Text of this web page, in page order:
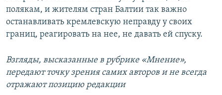
полякам, и жителям стран Балтии так важно
останавливать кремлевскую неправду у своих
границ, реагировать на нее, не давать ей спуску.
Взгляды, высказанные в рубрике «Мнение»,
передают точку зрения самих авторов и не всегда
отражают позицию редакции